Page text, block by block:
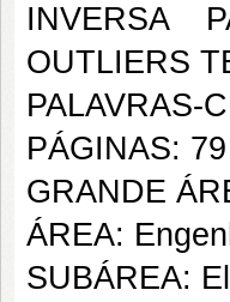
INVERSA
OUTLIERS
PALAVRAS-
PÁGINAS: 79
GRANDE
ÁREA:
SUBÁREA: